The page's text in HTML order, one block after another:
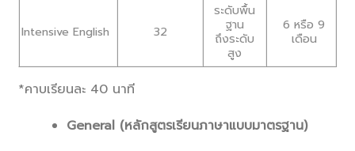
Intensive English 32
ระดับพื้น
ฐาน
ถึงระดับ
สูง
6 หรือ 9
เดือน
*คาบเรียนละ 40 นาที
General (หลักสูตรเรียนภาษาแบบมาตรฐาน)